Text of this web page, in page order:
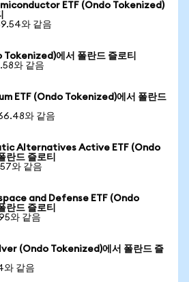
ETF (Ondo Tokenized)
와 같음
에서 폴란드 즐로티
와 같음
ETF (Ondo Tokenized)에서 폴란드
와 같음
Alternatives Active ETF (Ondo
란드 즐로티
와 같음
and Defense ETF (Ondo
란드 즐로티
와 같음
(Ondo Tokenized)에서 폴란드 즐
와 같음